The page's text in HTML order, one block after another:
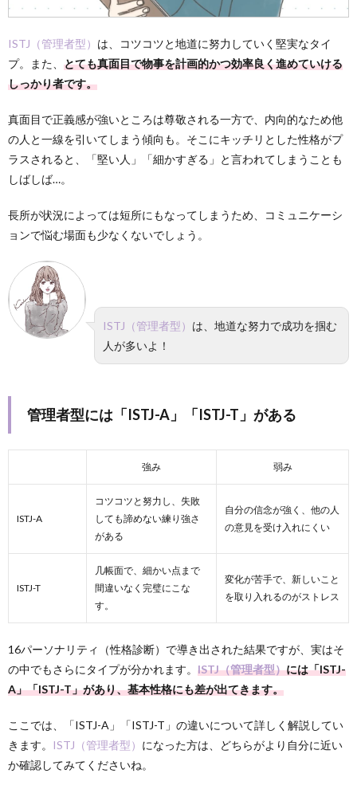
ISTJ（管理者型） は、コツコツと地道に努力していく堅実なタイ
プ。また、 とても真面目で物事を計画的かつ効率良く進めていける
しっかり者です。
真面目で正義感が強いところは尊敬される一方で、内向的なため他
の人と一線を引いてしまう傾向も。そこにキッチリとした性格がプ
ラスされると、「堅い人」「細かすぎる」と言われてしまうことも
しばしば…。
長所が状況によっては短所にもなってしまうため、コミュニケーシ
ョンで悩む場面も少なくないでしょう。
ISTJ（管理者型） は、地道な努力で成功を掴む
人が多いよ！
管理者型には「ISTJ-A」「ISTJ-T」がある
強み 弱み
ISTJ-A
コツコツと努力し、失敗
しても諦めない練り強さ
がある
自分の信念が強く、他の人
の意見を受け入れにくい
ISTJ-T
几帳面で、細かい点まで
間違いなく完璧にこな
す。
変化が苦手で、新しいこと
を取り入れるのがストレス
16パーソナリティ（性格診断）で導き出された結果ですが、実はそ
の中でもさらにタイプが分かれます。 ISTJ（管理者型）には「ISTJ-
A」「ISTJ-T」があり、基本性格にも差が出てきます。
ここでは、「ISTJ-A」「ISTJ-T」の違いについて詳しく解説してい
きます。
ISTJ（管理者型） になった方は、どちらがより自分に近い
か確認してみてくださいね。